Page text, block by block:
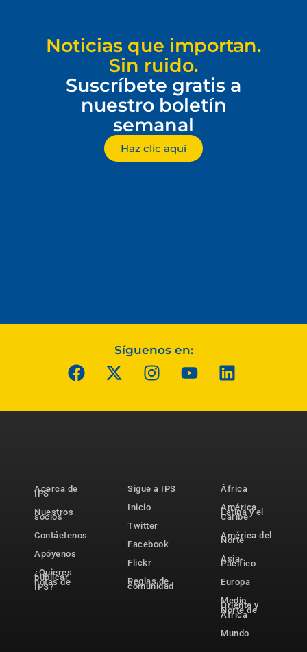
Noticias que importan.
Sin ruido.
Suscríbete gratis a
nuestro boletín
semanal
Haz clic aquí
Síguenos en:
Acerca de
IPS
Nuestros
socios
Contáctenos
Apóyenos
¿Quieres
publicar
notas de
IPS?
Sigue a IPS
Inicio
Twitter
Facebook
Flickr
Reglas de
comunidad
África
América
Latina y el
Caribe
América del
Norte
Asia-
Pacífico
Europa
Medio
Oriente y
Norte de
África
Mundo